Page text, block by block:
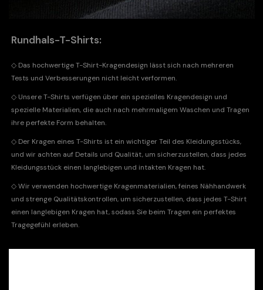
Rundhals-T-Shirts:
◇ Das hochwertige T-Shirt-Kragendesign lässt sich nach mehreren
Tests und Verbesserungen nicht leicht verformen.
◇ Unsere T-Shirts verfügen über ein spezielles Kragendesign und
spezielle Materialien, die auch nach mehrmaligem Waschen und Tragen
ihre perfekte Form behalten.
◇ Der Kragen eines T-Shirts ist ein wichtiger Teil des Kleidungsstücks,
und wir achten auf Details und Qualität, um sicherzustellen, dass jedes
Kleidungsstück einen langlebigen und intakten Kragen hat.
◇ Wir verwenden hochwertige Kragenmaterialien, feines Nähhandwerk
und strenge Qualitätskontrollen, um sicherzustellen, dass jedes T-Shirt
einen langlebigen Kragen hat, sodass Sie beim Tragen ein perfektes
Tragegefühl erleben.